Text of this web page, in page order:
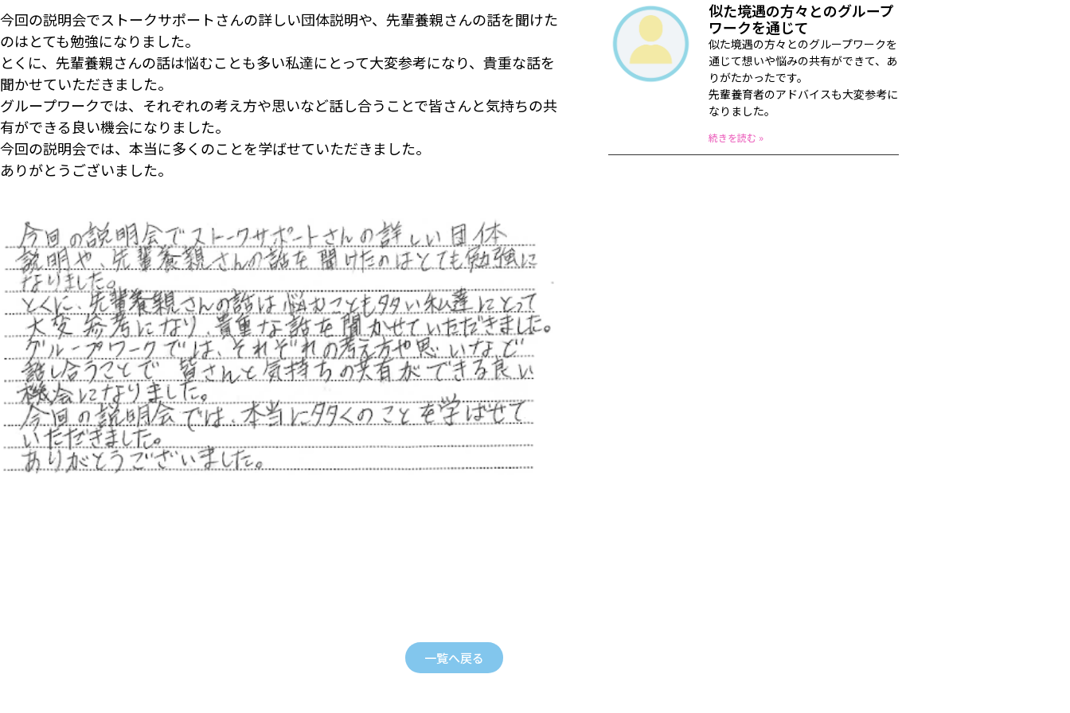
今回の説明会でストークサポートさんの詳しい団体説明や、先輩養親さんの話を聞けた
のはとても勉強になりました。
とくに、先輩養親さんの話は悩むことも多い私達にとって大変参考になり、貴重な話を
聞かせていただきました。
グループワークでは、それぞれの考え方や思いなど話し合うことで皆さんと気持ちの共
有ができる良い機会になりました。
今回の説明会では、本当に多くのことを学ばせていただきました。
ありがとうございました。
似た境遇の方々とのグループ
ワークを通じて
似た境遇の方々とのグループワークを
通じて想いや悩みの共有ができて、あ
りがたかったです。
先輩養育者のアドバイスも大変参考に
なりました。
続きを読む »
一覧へ戻る